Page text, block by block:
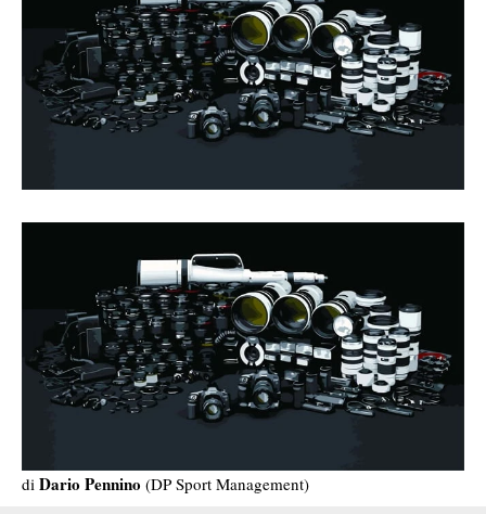
di Dario Pennino (DP Sport Management)